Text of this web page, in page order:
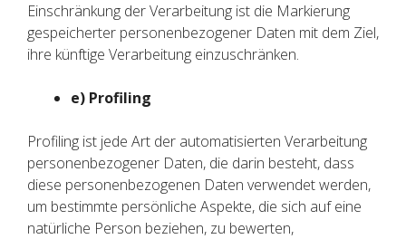
Einschränkung der Verarbeitung ist die Markierung
gespeicherter personenbezogener Daten mit dem Ziel,
ihre künftige Verarbeitung einzuschränken.
e) Profiling
Profiling ist jede Art der automatisierten Verarbeitung
personenbezogener Daten, die darin besteht, dass
diese personenbezogenen Daten verwendet werden,
um bestimmte persönliche Aspekte, die sich auf eine
natürliche Person beziehen, zu bewerten,